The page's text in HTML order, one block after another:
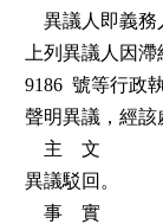
異議人即義
上列異議人因
9186  號等行政
聲明異議，經
    主    文
異議駁回。
    事    實